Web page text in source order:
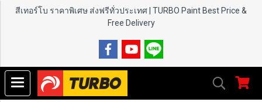
สีเทอร์โบ ราคาพิเศษ ส่งฟรีทั่วประเทศ | TURBO Paint Best Price &
Free Delivery